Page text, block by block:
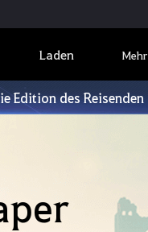
Laden Mehr
Edition des Reisenden